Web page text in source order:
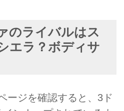
のライバルはス
エラ？ボディサ
ージを確認すると、3ド